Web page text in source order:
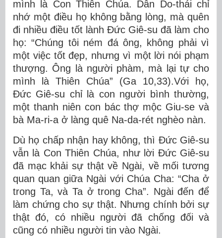
mình là Con Thiên Chúa. Dân Do-thái chỉ
nhớ một điều họ không bằng lòng, mà quên
đi nhiều điều tốt lành Đức Giê-su đã làm cho
họ: “Chúng tôi ném đá ông, không phải vì
một việc tốt đẹp, nhưng vì một lời nói phạm
thượng. Ông là người phàm, mà lại tự cho
mình là Thiên Chúa” (Ga 10,33).Với họ,
Đức Giê-su chỉ là con người bình thường,
một thanh niên con bác thợ mộc Giu-se và
bà Ma-ri-a ở làng quê Na-da-rét nghèo nàn.
Dù họ chấp nhận hay không, thì Đức Giê-su
vẫn là Con Thiên Chúa, như lời Đức Giê-su
đã mạc khải sự thật về Ngài, về mối tương
quan quan giữa Ngài với Chúa Cha: “Cha ở
trong Ta, và Ta ở trong Cha”. Ngài đến để
làm chứng cho sự thật. Nhưng chính bởi sự
thật đó, có nhiều người đã chống đối và
cũng có nhiều người tin vào Ngài.